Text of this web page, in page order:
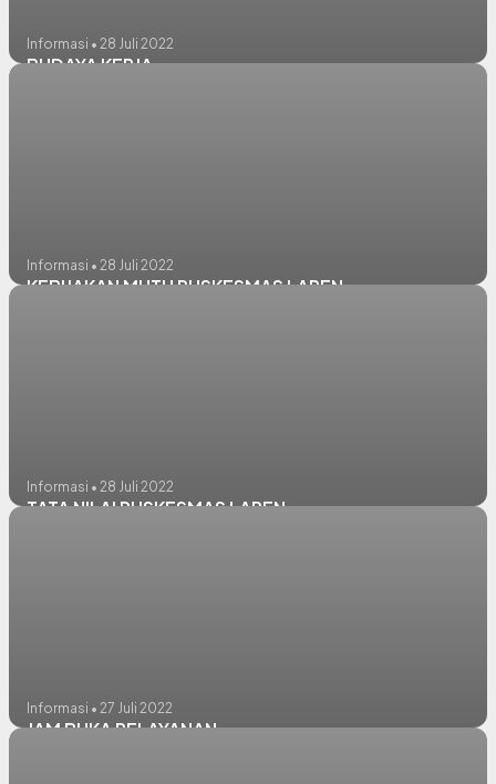
Informasi • 28 Juli 2022
BUDAYA KERJA
Informasi • 28 Juli 2022
KEBIJAKAN MUTU PUSKESMAS LAREN
Informasi • 28 Juli 2022
TATA NILAI PUSKESMAS LAREN
Informasi • 27 Juli 2022
JAM BUKA PELAYANAN